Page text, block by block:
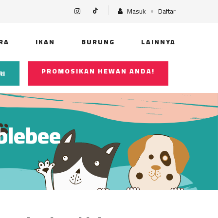
Masuk Daftar
IKAN BURUNG LAINNYA
PROMOSIKAN HEWAN ANDA!